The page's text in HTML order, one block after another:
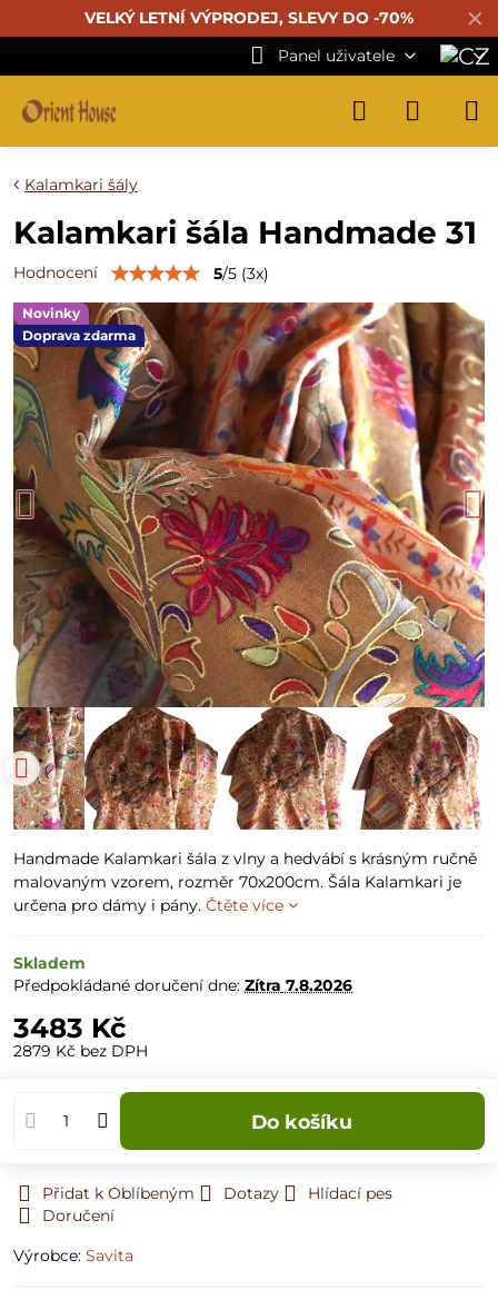
✕
VELKÝ LETNÍ VÝPRODEJ, SLEVY DO -70%
Panel uživatele
Novinky
Doprava zdarma
Kalamkari šály
Kalamkari šála Handmade 31
Hodnocení 5/5 (3x)
Handmade Kalamkari šála z vlny a hedvábí s krásným ručně
malovaným vzorem, rozměr 70x200cm. Šála Kalamkari je
určena pro dámy i pány. Čtěte více
Skladem
Předpokládané doručení dne: Zítra 7.8.2026
3483 Kč
2879 Kč bez DPH
Do košíku
Přidat k Oblíbeným Dotazy
Hlídací pes
Doručení
Výrobce: Savita